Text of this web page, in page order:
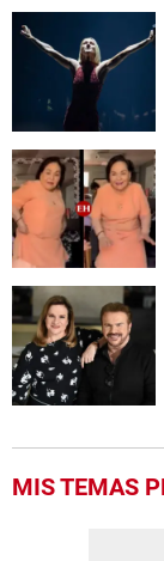
minute,
seconds
MIS TEMAS